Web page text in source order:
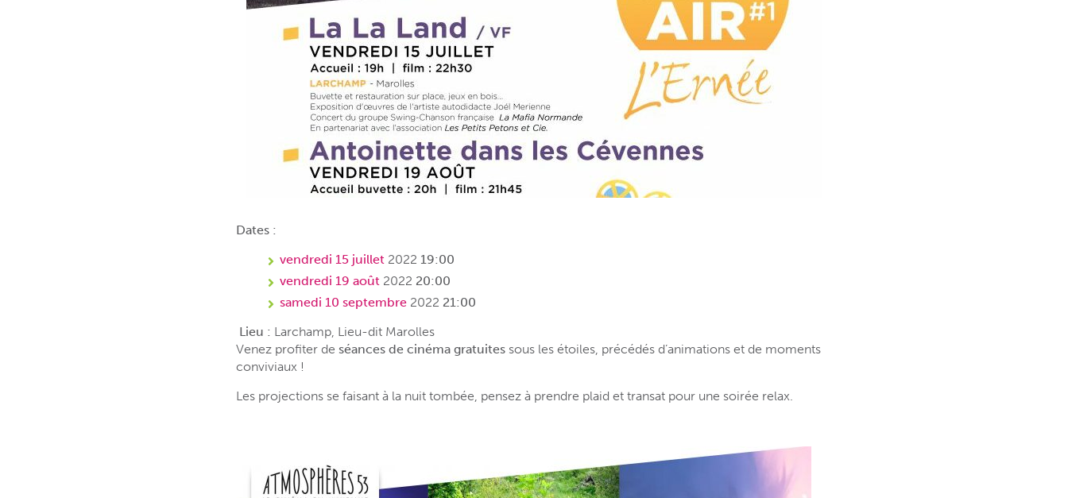
Dates :
vendredi 15 juillet 2022 19:00
vendredi 19 août 2022 20:00
samedi 10 septembre 2022 21:00
Lieu : Larchamp, Lieu-dit Marolles
Venez profiter de séances de cinéma gratuites sous les étoiles, précédés d’animations et de moments
conviviaux !
Les projections se faisant à la nuit tombée, pensez à prendre plaid et transat pour une soirée relax.